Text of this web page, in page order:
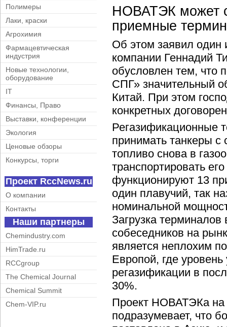
Полимеры
Лаки, краски
Агрохимия
Фармацевтическая
индустрия
Новые технологии,
оборудование
IT
Финансы, Право
Выставки, конференции
Экология
Ценовые обзоры
Конкурсы, торги
Проект RccNews.ru
О компании
Контакты
Наши партнеры
Chemindustry.com
HimTrade.ru
RCCgroup
The Chemical Journal
Chemical Summit
Chem-VIP.ru
НОВАТЭК может
приемные
Об этом заявил один
компании Геннадий
обусловлен тем, что
СПГ» значительный
Китай. При этом
конкретных
Регазификационные
принимать танкеры
топливо снова в
транспортировать
функционируют 13
один плавучий, так
номинальной
Загрузка
собеседников на
является неплохим
Европой, где
регазификации в
30%.
Проект НОВАТЭКа на
подразумевает, что